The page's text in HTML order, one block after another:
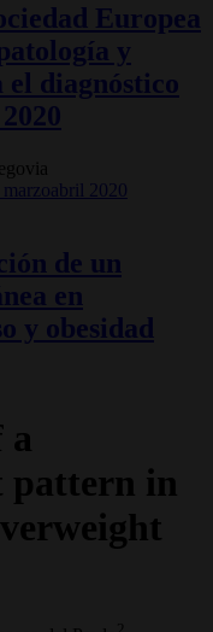
Europea
y
diagnóstico
2020
de un
en
y obesidad
a
pattern in